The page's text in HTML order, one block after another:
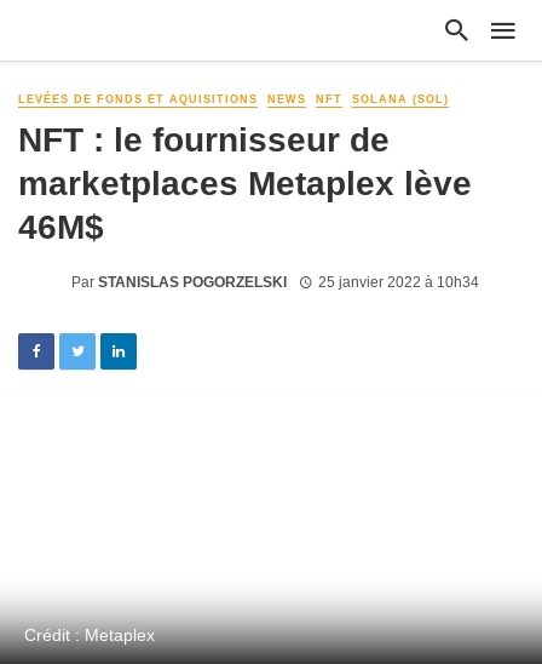
LEVÉES DE FONDS ET AQUISITIONS NEWS NFT SOLANA (SOL)
NFT : le fournisseur de
marketplaces Metaplex lève
46M$
Par STANISLAS POGORZELSKI 25 janvier 2022 à 10h34
Crédit : Metaplex